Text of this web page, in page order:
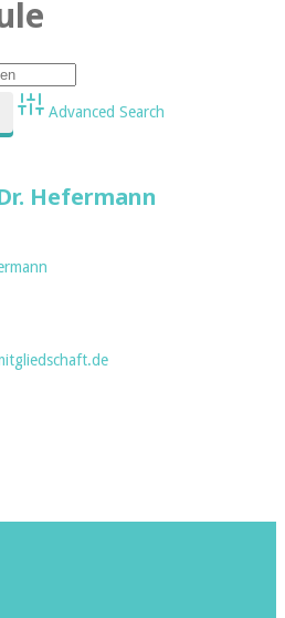
Advanced Search
Hefermann